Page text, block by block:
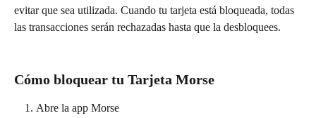
evitar que sea utilizada. Cuando tu tarjeta está bloqueada, todas
las transacciones serán rechazadas hasta que la desbloquees.
Cómo bloquear tu Tarjeta Morse
Abre la app Morse